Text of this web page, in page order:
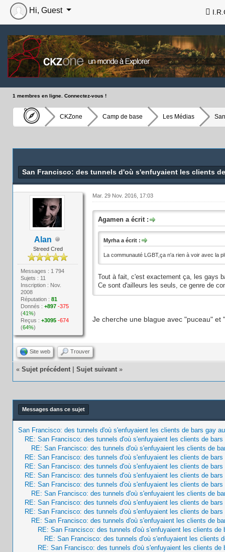
Hi, Guest
1 membres en ligne. Connectez-vous !
CKZone Camp de base Les Médias
San Francisco: des tunnels d'où s'enfuyaient les clients
Alan
Streed Cred
Messages : 1 794
Sujets : 11
Inscription : Nov.
2008
Réputation :81
Donnés :+897 -375
(41%)
Reçus :+3095 -674
(64%)
Mar. 29 Nov. 2016, 17:03
Agamen a écrit :
Myrha a écrit :
La communauté LGBT,ça n'a rien à voir avec la
Tout à fait, c'est exactement ça, les gays
Ce sont d'ailleurs les seuls, ce genre de
Je cherche une blague avec "puceau" et
Site web Trouver
« Sujet précédent Sujet suivant »
Messages dans ce sujet
San Francisco: des tunnels d'où s'enfuyaient les clients de bars gay
RE: San Francisco: des tunnels d'où s'enfuyaient les clients de
RE: San Francisco: des tunnels d'où s'enfuyaient les clients de
RE: San Francisco: des tunnels d'où s'enfuyaient les clients de
RE: San Francisco: des tunnels d'où s'enfuyaient les clients de
RE: San Francisco: des tunnels d'où s'enfuyaient les clients de
RE: San Francisco: des tunnels d'où s'enfuyaient les clients de
RE: San Francisco: des tunnels d'où s'enfuyaient les clients de
RE: San Francisco: des tunnels d'où s'enfuyaient les clients de
RE: San Francisco: des tunnels d'où s'enfuyaient les clients de
RE: San Francisco: des tunnels d'où s'enfuyaient les clients de
RE: San Francisco: des tunnels d'où s'enfuyaient les clients de
RE: San Francisco: des tunnels d'où s'enfuyaient les clients
RE: San Francisco: des tunnels d'où s'enfuyaient les clients de